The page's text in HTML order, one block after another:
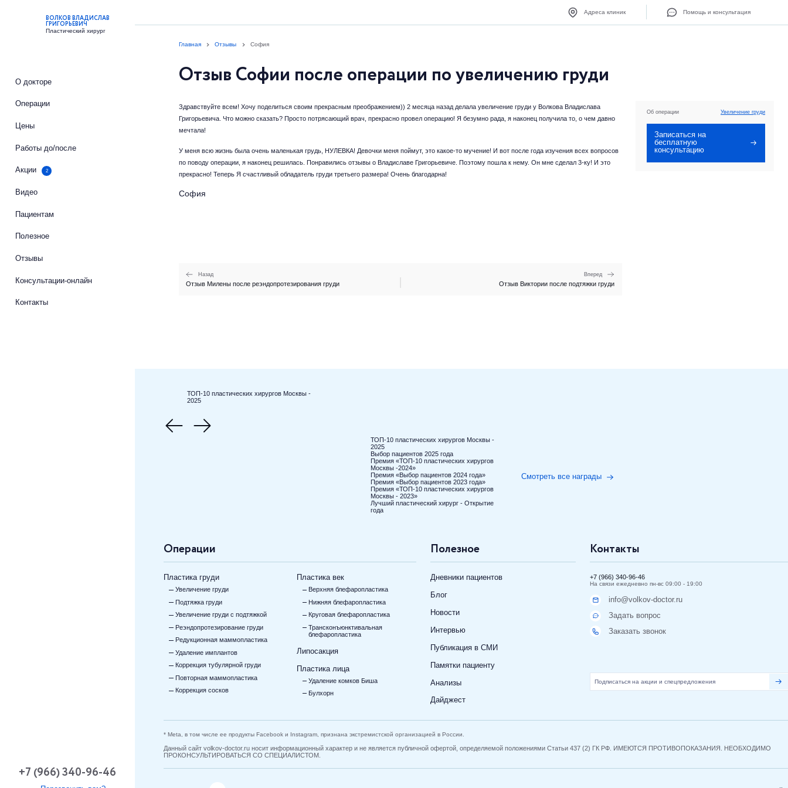
ВОЛКОВ ВЛАДИСЛАВ
ГРИГОРЬЕВИЧ
Пластический хирург
О докторе
Операции
Цены
Работы до/после
Акции 2
Видео
Пациентам
Полезное
Отзывы
Консультации-онлайн
Контакты
+7 (966) 340-96-46
Адреса клиник Помощь и консультация
Главная Отзывы София
Отзыв Софии после операции по увеличению груди
Здравствуйте всем! Хочу поделиться своим прекрасным преображением)) 2 месяца назад делала увеличение груди у Волкова Владислава
Григорьевича. Что можно сказать? Просто потрясающий врач, прекрасно провел операцию! Я безумно рада, я наконец получила то, о чем давно
мечтала!
У меня всю жизнь была очень маленькая грудь, НУЛЕВКА! Девочки меня поймут, это какое-то мучение! И вот после года изучения всех вопросов
по поводу операции, я наконец решилась. Понравились отзывы о Владиславе Григорьевиче. Поэтому пошла к нему. Он мне сделал 3-ку! И это
прекрасно! Теперь Я счастливый обладатель груди третьего размера! Очень благодарна!
София
Об операции Увеличение груди
Записаться на
бесплатную
консультацию
Назад
Отзыв Милены после реэндопротезирования груди
Вперед
Отзыв Виктории после подтяжки груди
ТОП-10 пластических хирургов Москвы -
2025
ТОП-10 пластических хирургов Москвы -
2025
Выбор пациентов 2025 года
Премия «ТОП-10 пластических хирургов
Москвы -2024»
Премия «Выбор пациентов 2024 года»
Премия «Выбор пациентов 2023 года»
Премия «ТОП-10 пластических хирургов
Москвы - 2023»
Лучший пластический хирург - Открытие
года
Смотреть все награды
Операции
Пластика груди
Увеличение груди
Подтяжка груди
Увеличение груди с подтяжкой
Реэндопротезирование груди
Редукционная маммопластика
Удаление имплантов
Коррекция тубулярной груди
Повторная маммопластика
Коррекция сосков
Пластика век
Верхняя блефаропластика
Нижняя блефаропластика
Круговая блефаропластика
Трансконъюнктивальная
блефаропластика
Липосакция
Пластика лица
Удаление комков Биша
Булхорн
Полезное
Дневники пациентов
Блог
Новости
Интервью
Публикация в СМИ
Памятки пациенту
Анализы
Дайджест
Контакты
+7 (966) 340-96-46
На связи ежедневно пн-вс 09:00 - 19:00
info@volkov-doctor.ru
Задать вопрос
Заказать звонок
* Meta, в том числе ее продукты Facebook и Instagram, признана экстремистской организацией в России.
Данный сайт volkov-doctor.ru носит информационный характер и не является публичной офертой, определяемой положениями Статьи 437 (2) ГК РФ. ИМЕЮТСЯ ПРОТИВОПОКАЗАНИЯ. НЕОБХОДИМО
ПРОКОНСУЛЬТИРОВАТЬСЯ СО СПЕЦИАЛИСТОМ.